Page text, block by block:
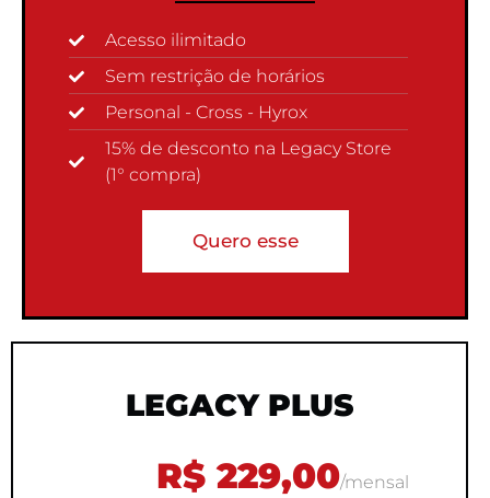
Acesso ilimitado
Sem restrição de horários
Personal - Cross - Hyrox
15% de desconto na Legacy Store
(1° compra)
Quero esse
LEGACY PLUS
R$ 229,00/mensal